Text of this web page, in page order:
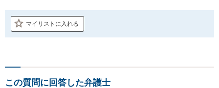
マイリストに入れる
この質問に回答した弁護士